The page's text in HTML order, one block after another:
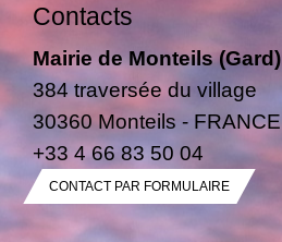
Contacts
Mairie de Monteils (Gard)
384 traversée du village
30360 Monteils - FRANCE
+33 4 66 83 50 04
CONTACT PAR FORMULAIRE